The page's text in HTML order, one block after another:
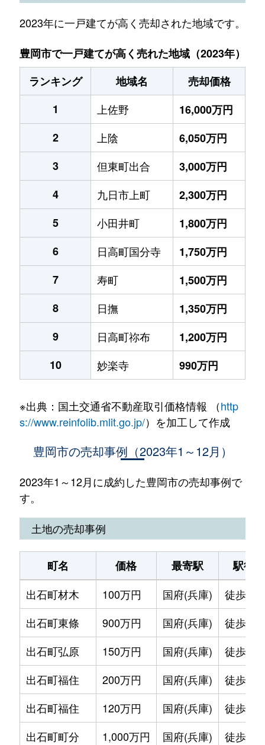
2023年に一戸建てが高く売却された地域です。
豊岡市で一戸建てが高く売れた地域（2023年）
ランキング
地域名
売却価格
1
上佐野
16,000万円
2
上陰
6,050万円
3
但東町出合
3,000万円
4
九日市上町
2,300万円
5
小田井町
1,800万円
6
日高町国分寺
1,750万円
7
寿町
1,500万円
8
日撫
1,350万円
9
日高町祢布
1,200万円
10
妙楽寺 990万円
※出典：国土交通省不動産取引価格情報 （http
s://www.reinfolib.mlit.go.jp/）を加工して作成
豊岡市の売却事例（2023年1～12月）
2023年1～12月に成約した豊岡市の売却事例で
す。
土地の売却事例
町名 価格 最寄駅
駅徒歩
出石町材木
100万円 国府(兵庫)
徒歩2
出石町東條
900万円 国府(兵庫)
徒歩2
出石町弘原
150万円 国府(兵庫)
徒歩2
出石町福住
200万円 国府(兵庫)
徒歩2
出石町福住
120万円 国府(兵庫)
徒歩2
出石町町分
1,000万円 国府(兵庫)
徒歩2